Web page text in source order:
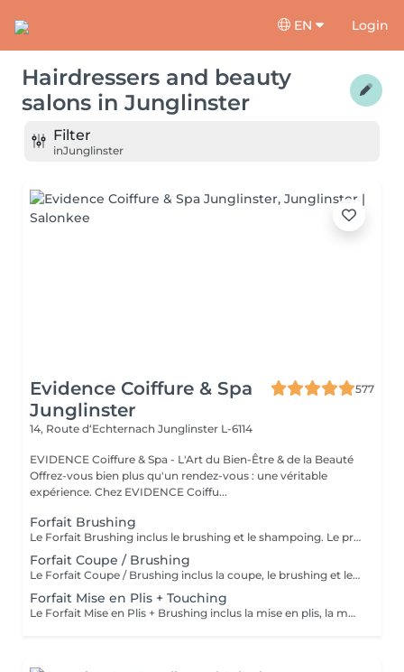
EN Login
Hairdressers and beauty
salons in Junglinster
Filter
inJunglinster
Evidence Coiffure & Spa
Junglinster
577
14, Route d‘Echternach Junglinster L-6114
EVIDENCE Coiffure & Spa - L'Art du Bien-Être & de la Beauté
Offrez-vous bien plus qu'un rendez-vous : une véritable
expérience. Chez EVIDENCE Coiffu...
Forfait Brushing
Le Forfait Brushing inclus le brushing et le shampoing. Le prix pourra varier en fonction de la longueur des cheveux. Pour tout renseignement complémentaire, n'hésitez pas à nous appeler.
Forfait Coupe / Brushing
Le Forfait Coupe / Brushing inclus la coupe, le brushing et le shampoing. Le prix pourra varier en fonction de la longueur des cheveux. Pour tout renseignement complémentaire, n'hésitez pas à nous appeler.
Forfait Mise en Plis + Touching
Le Forfait Mise en Plis + Brushing inclus la mise en plis, la mousse et le shampoing. Le prix pourra varier en fonction de la longueur des cheveux. Pour tout renseignement complémentaire, n'hésitez pas à nous appeler.